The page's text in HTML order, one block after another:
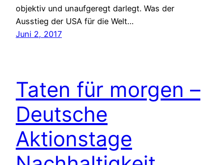
objektiv und unaufgeregt darlegt. Was der
Ausstieg der USA für die Welt…
Juni 2, 2017
Taten für morgen –
Deutsche
Aktionstage